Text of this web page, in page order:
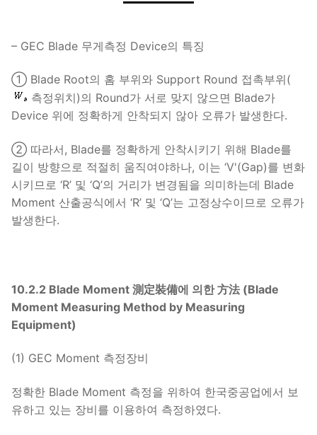
– GEC Blade 무게측정 Device의 특징
① Blade Root의 홈 부위와 Support Round 접촉부위(
측정위치)의 Round가 서로 맞지 않으면 Blade가
Device 위에 정확하게 안착되지 않아 오류가 발생한다.
② 따라서, Blade를 정확하게 안착시키기 위해 Blade를
길이 방향으로 적절히 움직여야하나, 이는 ‘V'(Gap)를 변화
시키므로 ‘R’ 및 ‘Q’의 거리가 변경됨을 의미하는데 Blade
Moment 산출공식에서 ‘R’ 및 ‘Q’는 고정상수이므로 오류가
발생한다.
10.2.2 Blade Moment 測定裝備에 의한 方法 (Blade
Moment Measuring Method by Measuring
Equipment)
(1) GEC Moment 측정장비
정확한 Blade Moment 측정을 위하여 한국중공업에서 보
유하고 있는 장비를 이용하여 측정하였다.